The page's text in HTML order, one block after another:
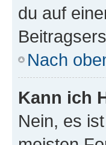
du auf
Nach
Kann ich
Nein, es